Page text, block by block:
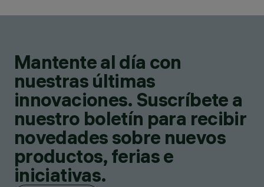
Mantente al día con
nuestras últimas
innovaciones. Suscríbete a
nuestro boletín para recibir
novedades sobre nuevos
productos, ferias e
iniciativas.